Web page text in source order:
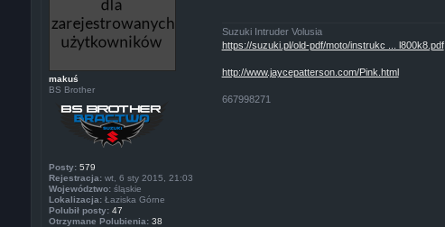
makuś
BS Brother
Posty: 579
Rejestracja:wt, 6 sty 2015, 21:03
Województwo:śląskie
Lokalizacja:Łaziska Górne
Polubił posty: 47
Otrzymane Polubienia: 38
Suzuki Intruder Volusia
https://suzuki.pl/old-pdf/moto/instrukc ... l800k8.pdf
http://www.jaycepatterson.com/Pink.html
667998271